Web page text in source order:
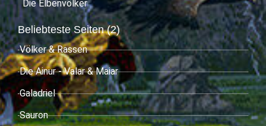
Die Elbenvölker
Beliebteste Seiten (2)
Völker & Rassen
Die Ainur - Valar & Maiar
Galadriel
Sauron